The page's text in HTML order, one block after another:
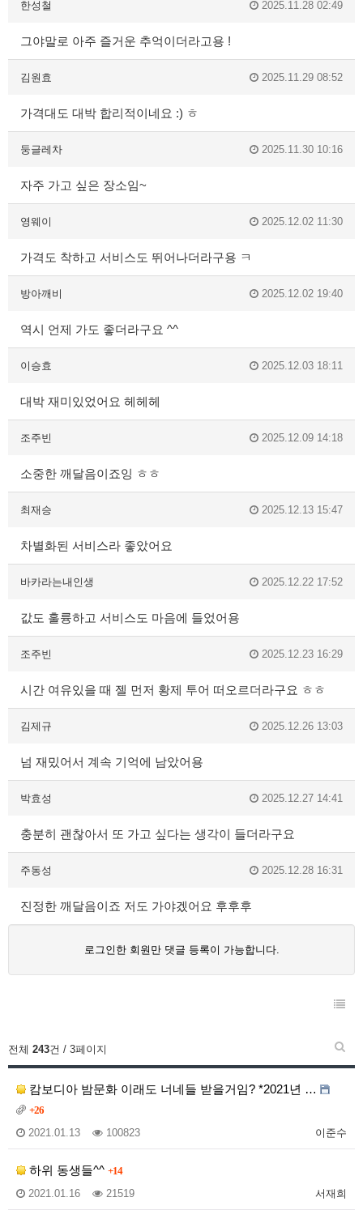
한성철 2025.11.28 02:49
그야말로 아주 즐거운 추억이더라고용 !
김원효 2025.11.29 08:52
가격대도 대박 합리적이네요 :) ㅎ
둥글레차 2025.11.30 10:16
자주 가고 싶은 장소임~
영웨이 2025.12.02 11:30
가격도 착하고 서비스도 뛰어나더라구용 ㅋ
방아깨비 2025.12.02 19:40
역시 언제 가도 좋더라구요 ^^
이승효 2025.12.03 18:11
대박 재미있었어요 헤헤헤
조주빈 2025.12.09 14:18
소중한 깨달음이죠잉 ㅎㅎ
최재승 2025.12.13 15:47
차별화된 서비스라 좋았어요
바카라는내인생 2025.12.22 17:52
값도 훌륭하고 서비스도 마음에 들었어용
조주빈 2025.12.23 16:29
시간 여유있을 때 젤 먼저 황제 투어 떠오르더라구요 ㅎㅎ
김제규 2025.12.26 13:03
넘 재밌어서 계속 기억에 남았어용
박효성 2025.12.27 14:41
충분히 괜찮아서 또 가고 싶다는 생각이 들더라구요
주동성 2025.12.28 16:31
진정한 깨달음이죠 저도 가야겠어요 후후후
로그인한 회원만 댓글 등록이 가능합니다.
전체 243건 / 3페이지
캄보디아 밤문화 이래도 너네들 받을거임? *2021년 …
+26
이준수
2021.01.13 100823
하위 동생들^^ +14
서재희
2021.01.16 21519